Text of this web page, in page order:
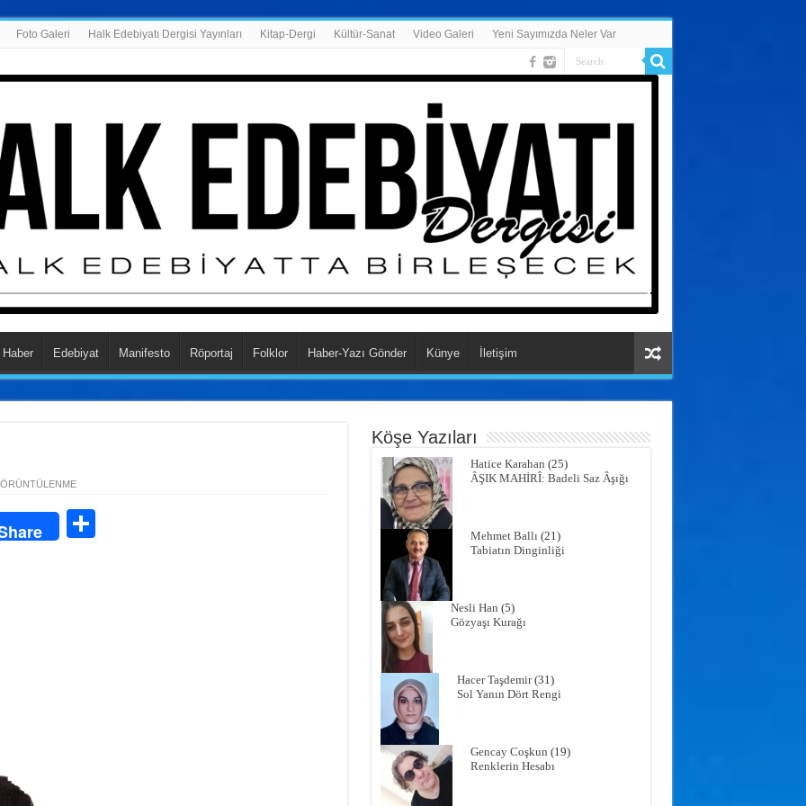
Foto Galeri Halk Edebiyatı Dergisi Yayınları Kitap-Dergi Kültür-Sanat Video Galeri Yeni Sayımızda Neler Var
Haber Edebiyat Manifesto Röportaj Folklor Haber-Yazı Gönder Künye İletişim
Köşe Yazıları
Hatice Karahan (25)
ÂŞIK MAHİRÎ: Badeli Saz Âşığı
Mehmet Ballı(21)
Tabiatın Dinginliği
Nesli Han (5)
Gözyaşı Kurağı
Hacer Taşdemir(31)
Sol Yanın Dört Rengi
Gencay Coşkun (19)
Renklerin Hesabı